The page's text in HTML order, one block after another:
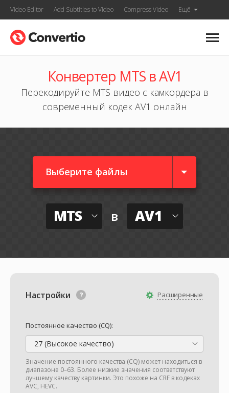
Video Editor Add Subtitles to Video Compress Video Ещё
Конвертер MTS в AV1
Перекодируйте MTS видео с камкордера в
современный кодек AV1 онлайн
Выберите файлы
MTS в AV1
Расширенные
Настройки
Постоянное качество (CQ):
27 (Высокое качество)
Значение постоянного качества (CQ) может находиться в
диапазоне 0–63. Более низкие значения соответствуют
лучшему качеству картинки. Это похоже на CRF в кодеках
AVC, HEVC.